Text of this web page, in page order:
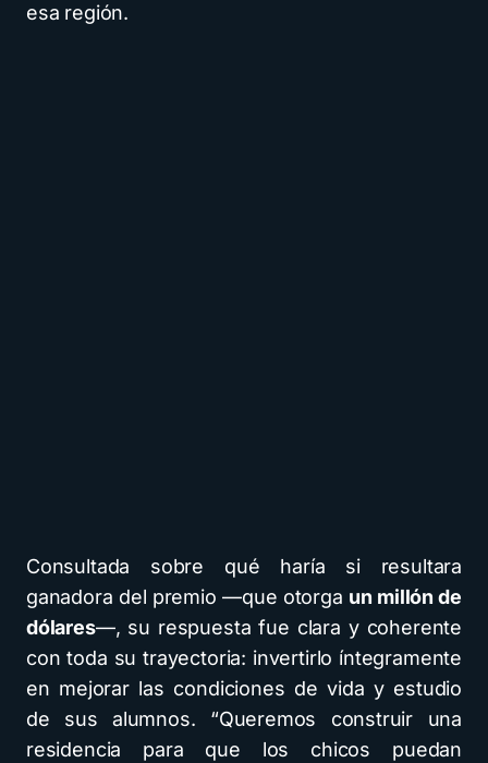
esa región.
Consultada sobre qué haría si resultara
ganadora del premio —que otorga un millón de
dólares—, su respuesta fue clara y coherente
con toda su trayectoria: invertirlo íntegramente
en mejorar las condiciones de vida y estudio
de sus alumnos. “Queremos construir una
residencia para que los chicos puedan